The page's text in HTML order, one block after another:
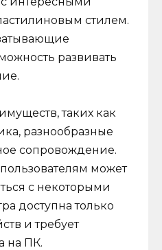
стилем.
развивать
таких как
разнообразные
сопровождение.
может
с некоторыми
доступна только
и требует
на ПК.